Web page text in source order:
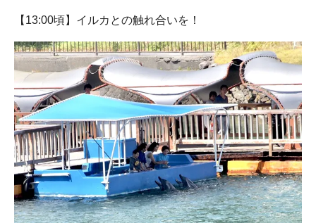
【13:00頃】イルカとの触れ合いを！